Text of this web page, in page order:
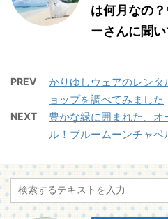
は何月なの
ーさんに聞い
PREV
かりゆしウェアのレン
ョップを調べてみました
NEXT
豊かな緑に囲まれた、
ル！ブルームーンチャペ